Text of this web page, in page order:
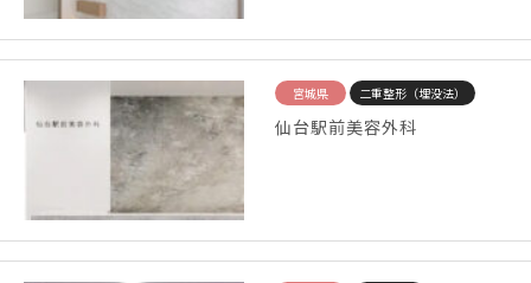
宮城県 二重整形（埋没法）
仙台駅前美容外科